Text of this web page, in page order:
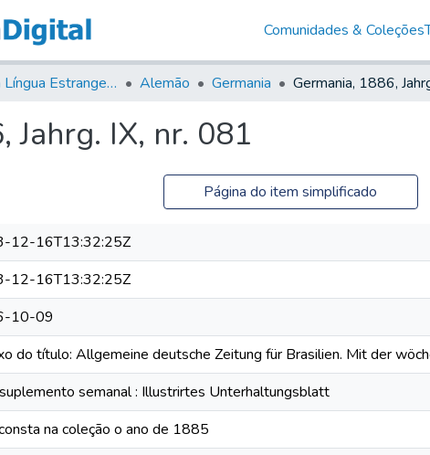
Comunidades & Coleções
Jornais em Língua Estrangeira Alemão Germania
Jahrg. IX, nr. 081
Página do item simplificado
12-16T13:32:25Z
12-16T13:32:25Z
10-09
do título: Allgemeine deutsche Zeitung für Brasilien. Mit der
semanal : Illustrirtes Unterhaltungsblatt
na coleção o ano de 1885